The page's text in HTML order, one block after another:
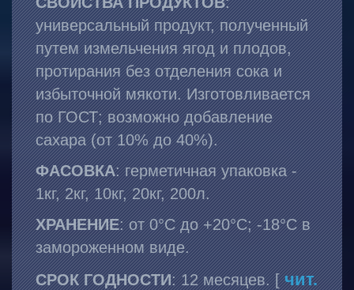
универсальный продукт, полученный
путем измельчения ягод и плодов,
протирания без отделения сока и
избыточной мякоти. Изготовливается
по ГОСТ; возможно добавление
сахара (от 10% до 40%).
ФАСОВКА: герметичная упаковка -
1кг, 2кг, 10кг, 20кг, 200л.
ХРАНЕНИЕ: от 0°С до +20°С; -18°С в
замороженном виде.
СРОК ГОДНОСТИ: 12 месяцев. [чит.